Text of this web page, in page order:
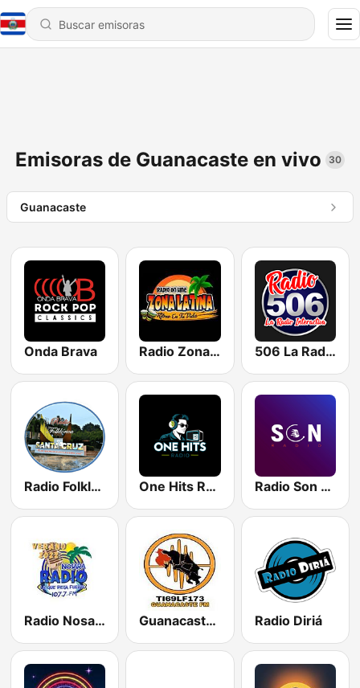
Emisoras de Guanacaste en vivo 30
Guanacaste
Onda Brava Radio Zona Latina 506 La Radio Interactiva
Radio Folklórica One Hits Radio Radio Son de Costa Rica
Radio Nosara Guanacaste FM Radio Diriá